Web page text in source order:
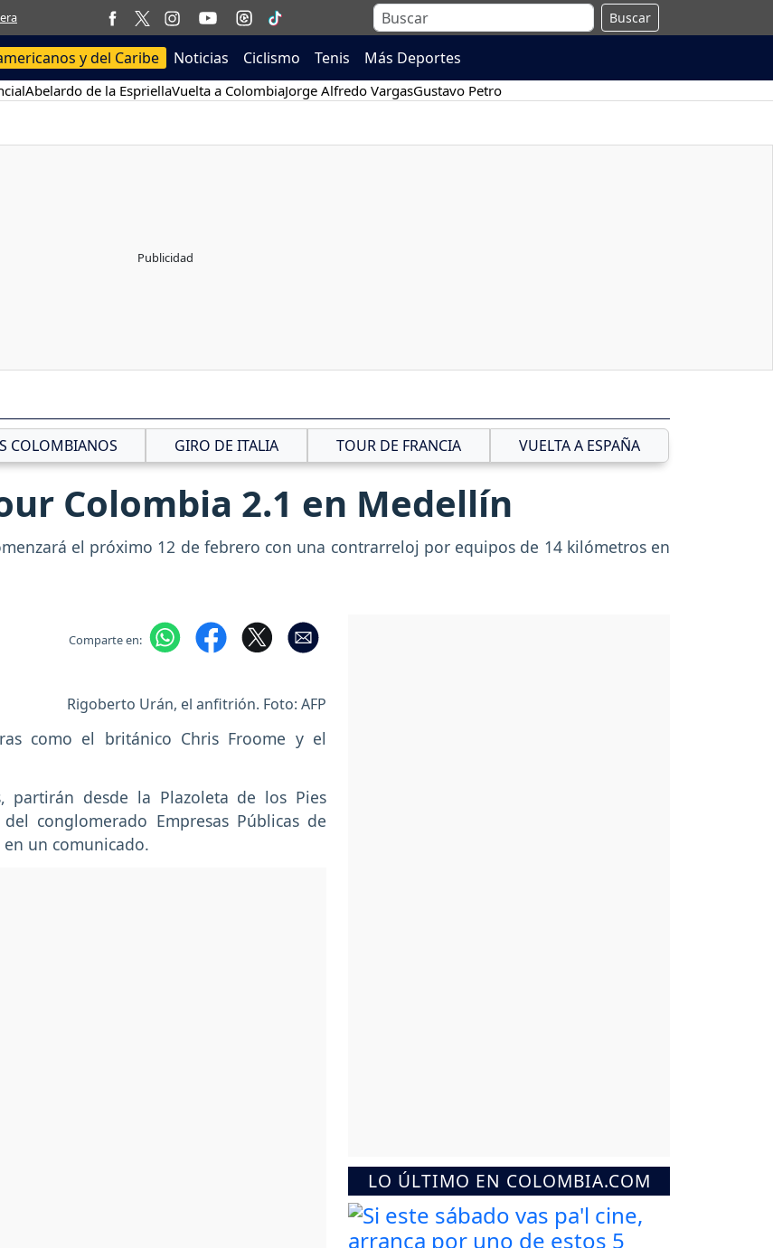
Buscar
y del Caribe Noticias Ciclismo Tenis Más Deportes
Abelardo de la EspriellaVuelta a ColombiaJorge Alfredo VargasGustavo Petro
COLOMBIANOS GIRO DE ITALIA TOUR DE FRANCIA VUELTA A ESPAÑA
Colombia 2.1 en Medellín
el próximo 12 de febrero con una contrarreloj por equipos de 14 kilómetros en
Comparte en:
Rigoberto Urán, el anfitrión. Foto: AFP
como el británico Chris Froome y el
partirán desde la Plazoleta de los Pies
conglomerado Empresas Públicas de
un comunicado.
LO ÚLTIMO EN COLOMBIA.COM